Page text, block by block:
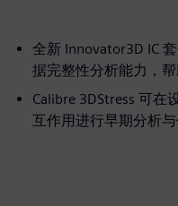
全新 Innovator3D IC
据完整性分析能力，
Calibre 3DStress 可在
互作用进行早期分析